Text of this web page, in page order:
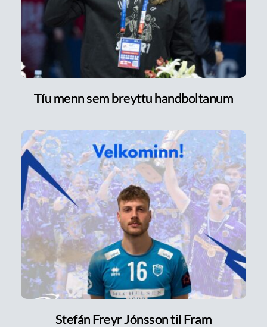
Tíu menn sem breyttu handboltanum
Stefán Freyr Jónsson til Fram